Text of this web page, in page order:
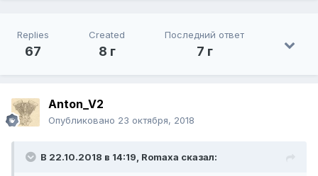
Replies
67
Created
8 г
Последний ответ
7 г
Anton_V2
Опубликовано 23 октября, 2018
В 22.10.2018 в 14:19, Romaxa сказал: